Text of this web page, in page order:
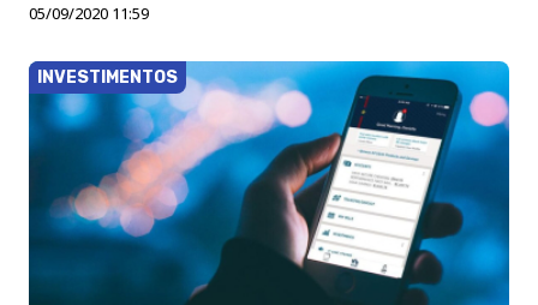
05/09/2020 11:59
INVESTIMENTOS